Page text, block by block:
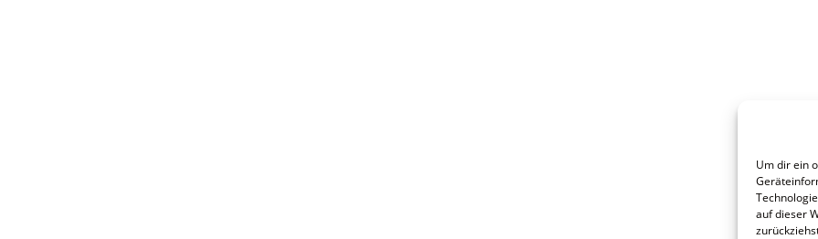
Um dir ein
auf dieser